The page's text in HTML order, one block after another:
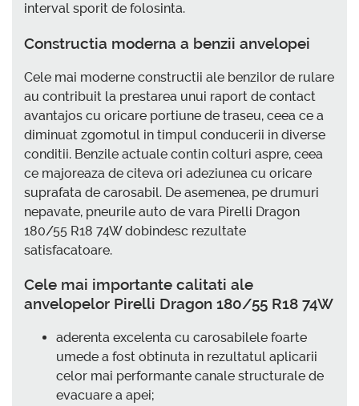
interval sporit de folosinta.
Constructia moderna a benzii anvelopei
Cele mai moderne constructii ale benzilor de rulare
au contribuit la prestarea unui raport de contact
avantajos cu oricare portiune de traseu, ceea ce a
diminuat zgomotul in timpul conducerii in diverse
conditii. Benzile actuale contin colturi aspre, ceea
ce majoreaza de citeva ori adeziunea cu oricare
suprafata de carosabil. De asemenea, pe drumuri
nepavate, pneurile auto de vara Pirelli Dragon
180/55 R18 74W dobindesc rezultate
satisfacatoare.
Cele mai importante calitati ale
anvelopelor Pirelli Dragon 180/55 R18 74W
aderenta excelenta cu carosabilele foarte
umede a fost obtinuta in rezultatul aplicarii
celor mai performante canale structurale de
evacuare a apei;